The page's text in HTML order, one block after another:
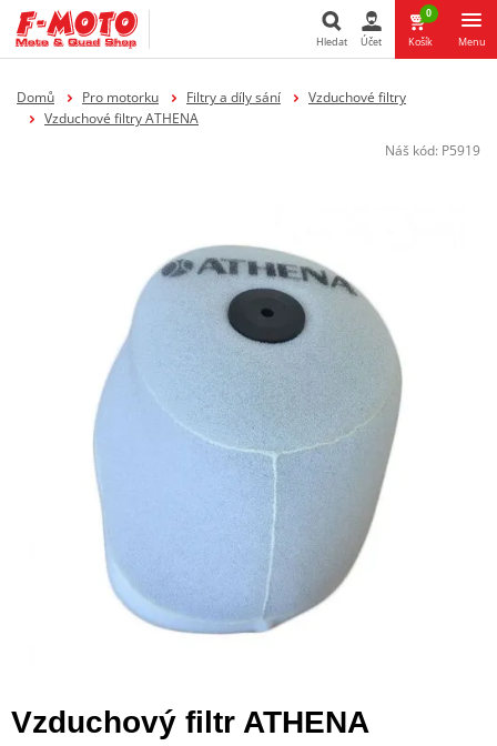
Hledat Účet
0
Košík Menu
Domů Pro motorku Filtry a díly sání
Vzduchové filtry
Vzduchové filtry ATHENA
Náš kód: P5919
Vzduchový filtr ATHENA